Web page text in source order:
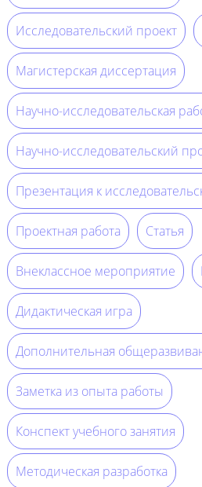
Исследовательский проект
Магистерская диссертация
Научно-исследовательская
Научно-исследовательский
Презентация к
Проектная работа Статья
Внеклассное мероприятие
Дидактическая игра
Дополнительная
Заметка из опыта работы
Конспект учебного занятия
Методическая разработка